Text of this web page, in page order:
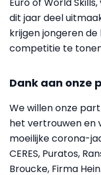
dit jaar deel
krijgen jongeren
competitie te
Dank aan onze
We willen onze
het vertrouwen en
moeilijke corona-
CERES, Puratos,
Broucke, Firma